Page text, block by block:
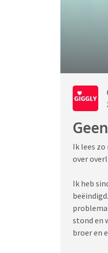
Ik lees
over
Ik heb
stond en
broer en